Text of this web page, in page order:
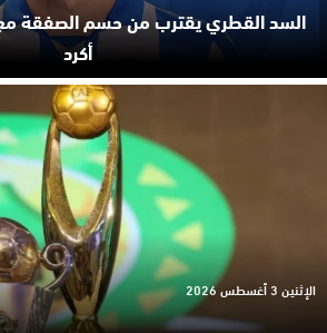
السد القطري يقترب من حسم الصفقة
أكرد
الإثنين 3 أغسطس 2026